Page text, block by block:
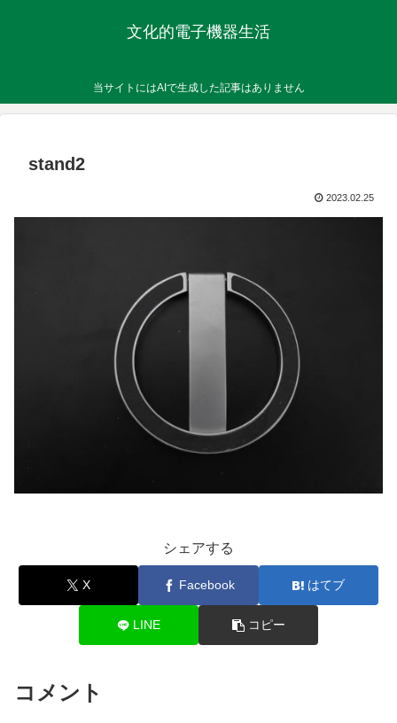
文化的電子機器生活
当サイトにはAIで生成した記事はありません
stand2
2023.02.25
シェアする
X Facebook はてブ
LINE コピー
コメント